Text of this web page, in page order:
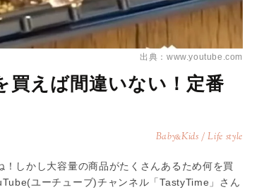
出典：www.youtube.com
買えば間違いない！定番
Baby&Kids / Life style
しかし大容量の商品がたくさんあるため何を買
ユーチューブ)チャンネル「TastyTime」さん